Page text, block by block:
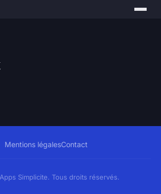
Mentions légalesContact
Simplicite. Tous droits réservés.